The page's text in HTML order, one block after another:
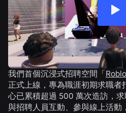
我們首個沉浸式招聘空間「
正式上線，專為職涯初期求職者
心已累積超過 500 萬次造訪，求
與招聘人員互動、參與線上活動